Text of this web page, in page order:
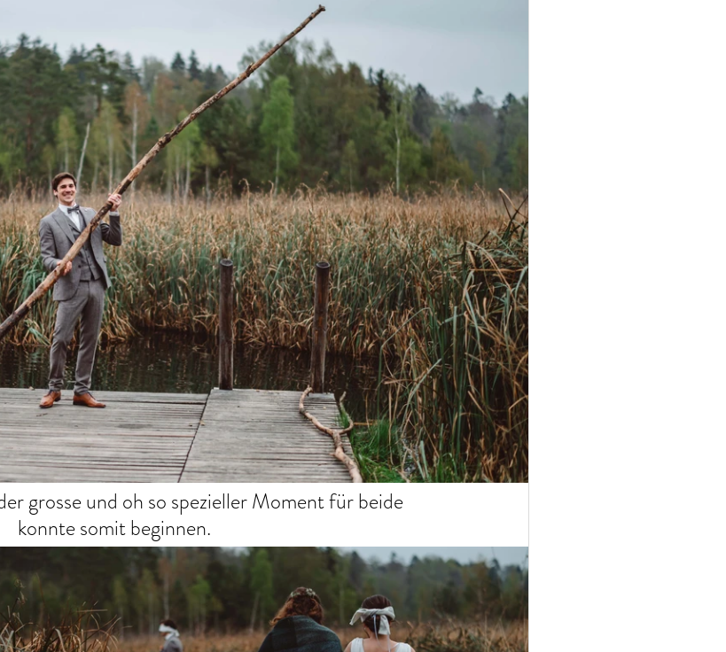
grosse und oh so spezieller Moment für beide
konnte somit beginnen.